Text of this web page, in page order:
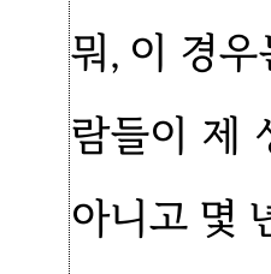
뭐, 이 경
람들이 제
아니고 몇